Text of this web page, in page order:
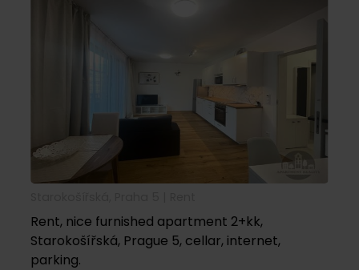
Rent, nice furnished apartment 2+kk,
Starokošířská, Prague 5, cellar, internet,
parking.